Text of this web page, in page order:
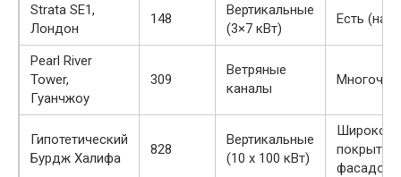
Strata SE1,
Лондон
148
Вертикальные
(3×7 кВт)
Есть (на
Pearl River
Tower,
Гуанчжоу
309
Ветряные
каналы
Гипотетический
Бурдж Халифа
828
Вертикальные
(10 x 100 кВт)
Широкое
покрытие
фасадов